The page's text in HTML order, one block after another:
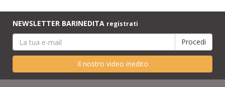
NEWSLETTER BARINEDITA registrati
Il nostro video inedito